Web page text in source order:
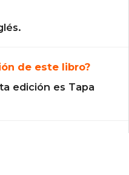
de este libro?
edición es Tapa